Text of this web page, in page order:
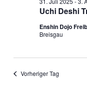
Uchi Deshi
Enshin Dojo
Breisgau
Vorheriger Tag